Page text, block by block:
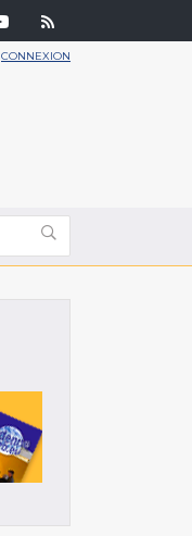
CONNEXION